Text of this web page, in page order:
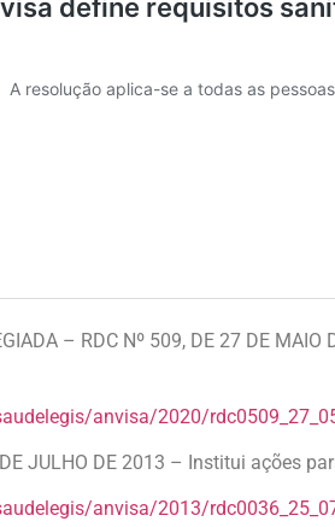
– RDC Nº 509, DE 27 DE
anvisa/2020/
DE JULHO DE 2013 – Institui ações
anvisa/2013/